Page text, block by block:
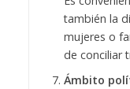
también la
mujeres o
de conciliar
Ámbito